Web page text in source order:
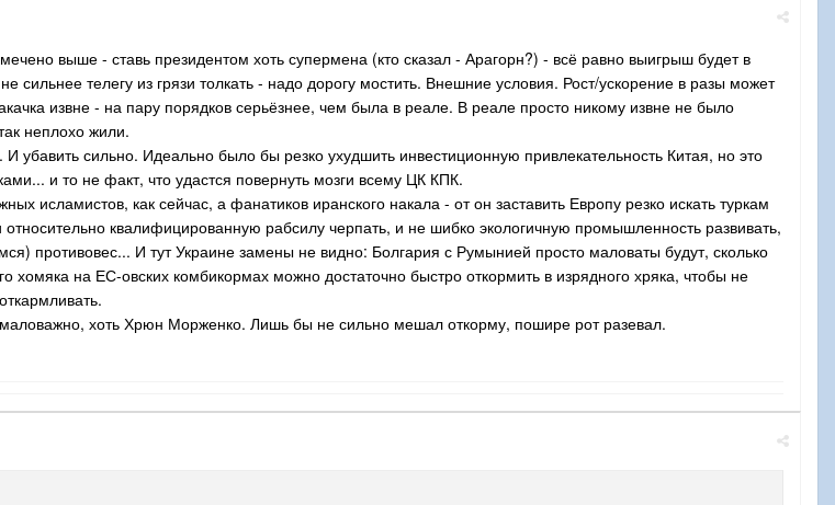
выше - ставь президентом хоть супермена (кто сказал - Арагорн?) - всё равно выигрыш будет в
сильнее телегу из грязи толкать - надо дорогу мостить. Внешние условия. Рост/ускорение в разы может
извне - на пару порядков серьёзнее, чем была в реале. В реале просто никому извне не было
неплохо жили.
убавить сильно. Идеально было бы резко ухудшить инвестиционную привлекательность Китая, но это
и то не факт, что удастся повернуть мозги всему ЦК КПК.
исламистов, как сейчас, а фанатиков иранского накала - от он заставить Европу резко искать туркам
квалифицированную рабсилу черпать, и не шибко экологичную промышленность развивать,
противовес... И тут Украине замены не видно: Болгария с Румынией просто маловаты будут, сколько
хомяка на ЕС-овских комбикормах можно достаточно быстро откормить в изрядного хряка, чтобы не
хоть Хрюн Морженко. Лишь бы не сильно мешал откорму, пошире рот разевал.